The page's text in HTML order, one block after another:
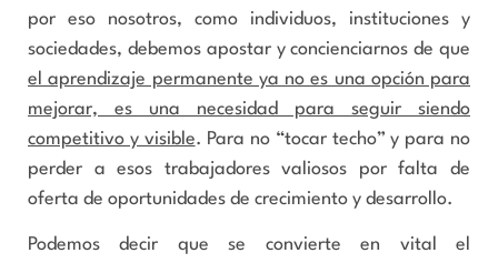
por eso nosotros, como individuos, instituciones y
sociedades, debemos apostar y concienciarnos de que
el aprendizaje permanente ya no es una opción para
mejorar, es una necesidad para seguir siendo
competitivo y visible. Para no “tocar techo” y para no
perder a esos trabajadores valiosos por falta de
oferta de oportunidades de crecimiento y desarrollo.
Podemos decir que se convierte en vital el